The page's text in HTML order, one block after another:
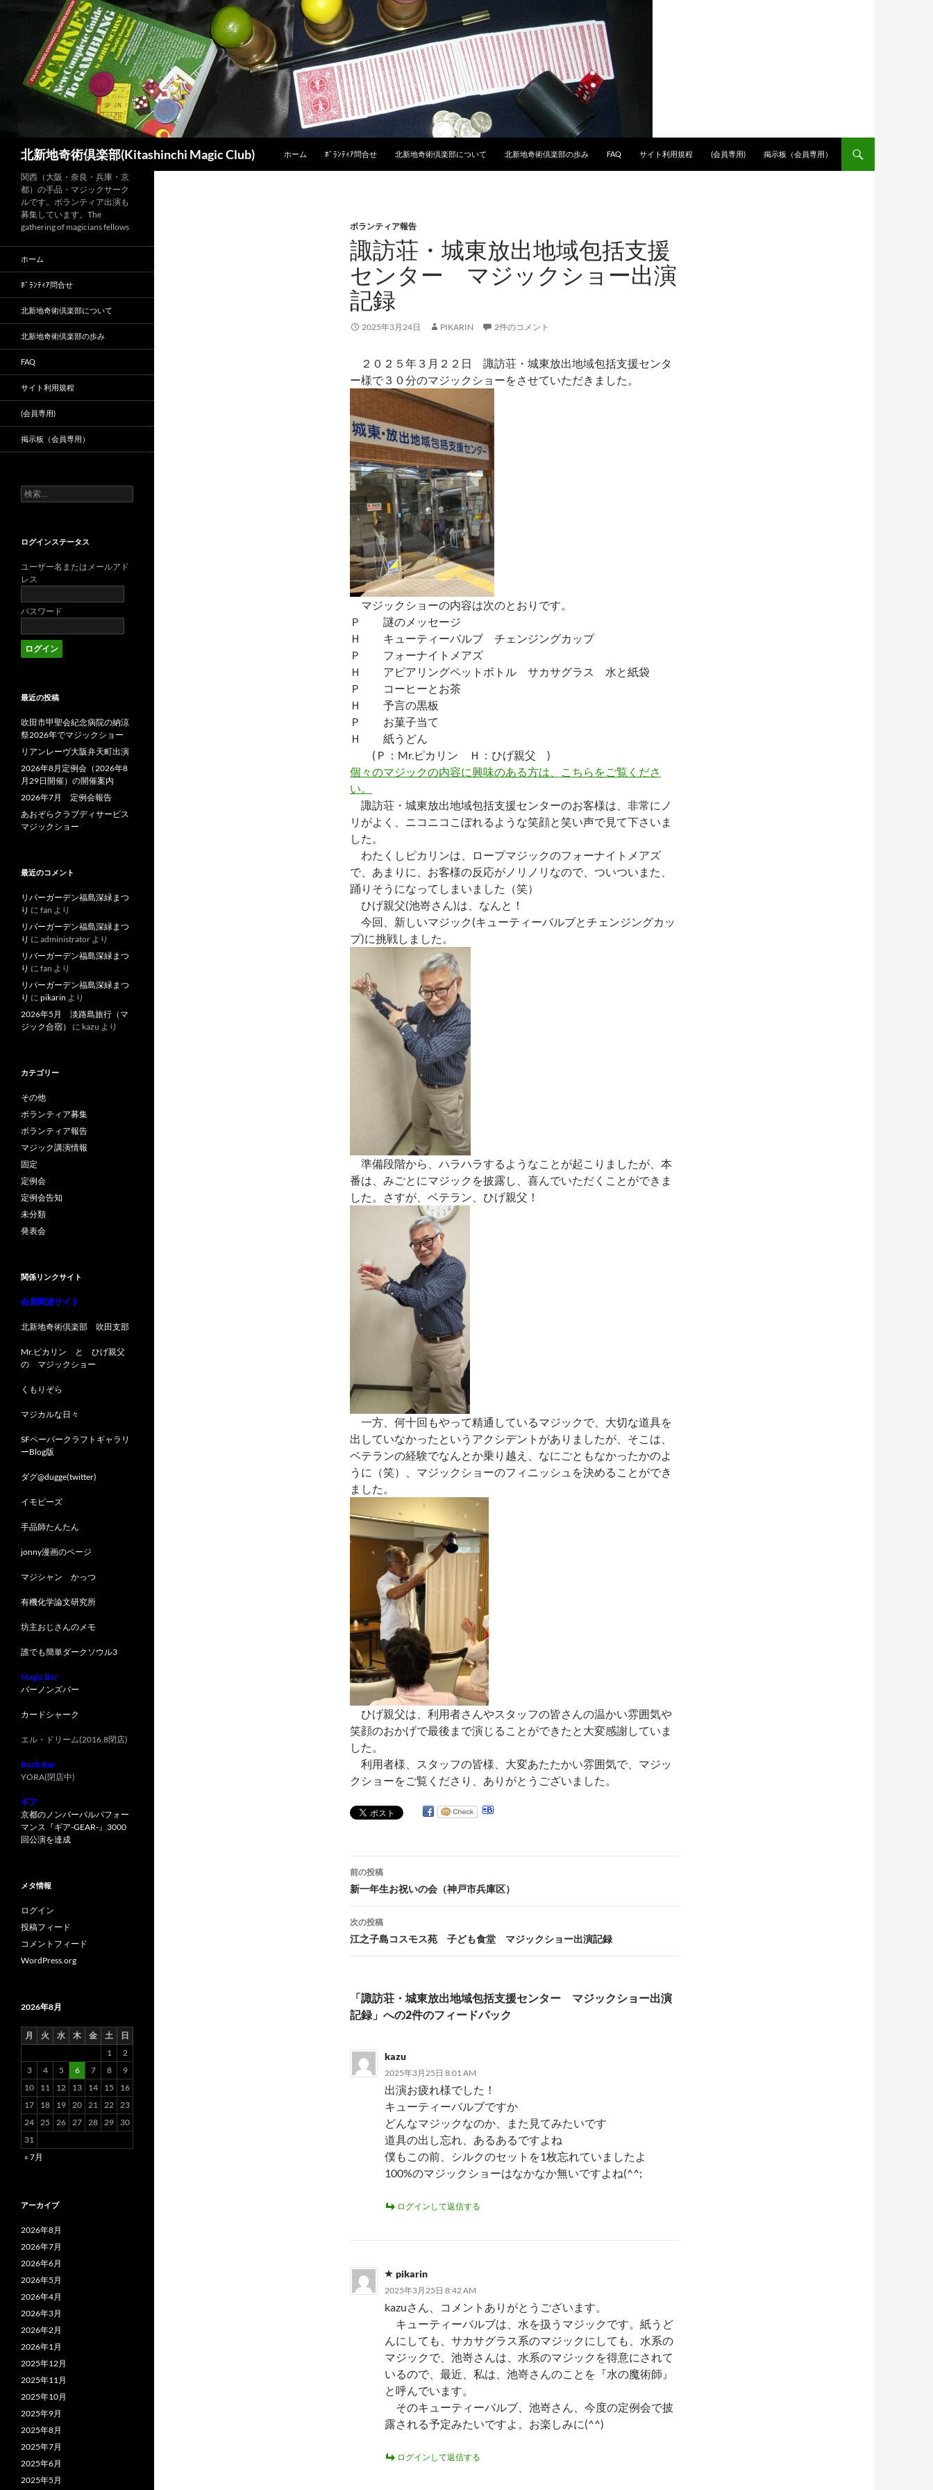
コ
北新地奇術倶楽部(Kitashinchi Magic Club) ホーム ﾎﾞﾗﾝﾃｨｱ問合せ 北新地奇術倶楽部について 北新地奇術倶楽部の歩み FAQ サイト利用規程 (会員専用) 掲示板（会員専用）
ボランティア報告
諏訪荘・城東放出地域包括支援
センター マジックショー出演
記録
2025年3月24日 PIKARIN 2件のコメント
２０２５年３月２２日 諏訪荘・城東放出地域包括支援センタ
ー様で３０分のマジックショーをさせていただきました。
マジックショーの内容は次のとおりです。
Ｐ 謎のメッセージ
Ｈ キューティーバルブ チェンジングカップ
Ｐ フォーナイトメアズ
Ｈ アピアリングペットボトル サカサグラス 水と紙袋
Ｐ コーヒーとお茶
Ｈ 予言の黒板
Ｐ お菓子当て
Ｈ 紙うどん
(Ｐ：Mr.ピカリン Ｈ：ひげ親父 )
個々のマジックの内容に興味のある方は、こちらをご覧くださ
い。
諏訪荘・城東放出地域包括支援センターのお客様は、非常にノ
リがよく、ニコニコこぼれるような笑顔と笑い声で見て下さいま
した。
わたくしピカリンは、ロープマジックのフォーナイトメアズ
で、あまりに、お客様の反応がノリノリなので、ついついまた、
踊りそうになってしまいました（笑）
ひげ親父(池嵜さん)は、なんと！
今回、新しいマジック(キューティーバルブとチェンジングカッ
プ)に挑戦しました。
準備段階から、ハラハラするようなことが起こりましたが、本
番は、みごとにマジックを披露し、喜んでいただくことができま
した。さすが、ベテラン、ひげ親父！
一方、何十回もやって精通しているマジックで、大切な道具を
出していなかったというアクシデントがありましたが、そこは、
ベテランの経験でなんとか乗り越え、なにごともなかったかのよ
うに（笑）、マジックショーのフィニッシュを決めることができ
ました。
ひげ親父は、利用者さんやスタッフの皆さんの温かい雰囲気や
笑顔のおかげで最後まで演じることができたと大変感謝していま
した。
利用者様、スタッフの皆様、大変あたたかい雰囲気で、マジッ
クショーをご覧くださり、ありがとうございました。
投
稿
ナ
ビ
ゲ
ー
シ
ン
前の投稿
新一年生お祝いの会（神戸市兵庫区）
次の投稿
江之子島コスモス苑 子ども食堂 マジックショー出演記録
「諏訪荘・城東放出地域包括支援センター マジックショー出演
記録」への2件のフィードバック
kazu
2025年3月25日 8:01 AM
出演お疲れ様でした！
キューティーバルブですか
どんなマジックなのか、また見てみたいです
道具の出し忘れ、あるあるですよね
僕もこの前、シルクのセットを1枚忘れていましたよ
100%のマジックショーはなかなか無いですよね(^^;
ログインして返信する
pikarin
2025年3月25日 8:42 AM
kazuさん、コメントありがとうございます。
キューティーバルブは、水を扱うマジックです。紙うど
んにしても、サカサグラス系のマジックにしても、水系の
マジックで、池嵜さんは、水系のマジックを得意にされて
いるので、最近、私は、池嵜さんのことを『水の魔術師』
と呼んでいます。
そのキューティーバルブ、池嵜さん、今度の定例会で披
露される予定みたいですよ。お楽しみに(^^)
ログインして返信する
関西（大阪・奈良・兵庫・京
都）の手品・マジックサーク
ルです。ボランティア出演も
募集しています。The
gathering of magicians fellows
ホーム
ﾎﾞﾗﾝﾃｨｱ問合せ
北新地奇術倶楽部について
北新地奇術倶楽部の歩み
FAQ
サイト利用規程
(会員専用)
掲示板（会員専用）
検
索:
ログインステータス
ユーザー名またはメールアド
レス
パスワード
最近の投稿
吹田市甲聖会紀念病院の納涼
祭2026年でマジックショー
リアンレーヴ大阪弁天町出演
2026年8月定例会（2026年8
月29日開催）の開催案内
2026年7月 定例会報告
あおぞらクラブディサービス
マジックショー
最近のコメント
リバーガーデン福島深緑まつ
り に fan より
リバーガーデン福島深緑まつ
り に administrator より
リバーガーデン福島深緑まつ
り に fan より
リバーガーデン福島深緑まつ
り に pikarin より
2026年5月 淡路島旅行（マ
ジック合宿）
に kazu より
カテゴリー
その他
ボランティア募集
ボランティア報告
マジック講演情報
固定
定例会
定例会告知
未分類
発表会
関係リンクサイト
会員関連サイト
北新地奇術倶楽部 吹田支部
Mr.ピカリン と ひげ親父
の マジックショー
くもりぞら
マジカルな日々
SFペーパークラフトギャラリ
ーBlog版
ダグ@dugge(twitter)
イモピーズ
手品師たんたん
jonny漫画のページ
マジシャン かっつ
有機化学論文研究所
坊主おじさんのメモ
誰でも簡単ダークソウル3
Magic Bar
バーノンズバー
カードシャーク
エル・ドリーム(2016.8閉店)
Rock Bar
YORA(閉店中)
ギア
京都のノンバーバルパフォー
マンス『ギア-GEAR-』3000
回公演を達成
メタ情報
ログイン
投稿フィード
コメントフィード
WordPress.org
2026年8月
月 火 水 木 金 土
日
1
2
3
4 5 6 7 8
9
10
11 12 13 14 15
16
17
18 19 20 21 22 23
24 25 26 27 28 29
30
31
« 7月
アーカイブ
2026年8月
2026年7月
2026年6月
2026年5月
2026年4月
2026年3月
2026年2月
2026年1月
2025年12月
2025年11月
2025年10月
2025年9月
2025年8月
2025年7月
2025年6月
2025年5月